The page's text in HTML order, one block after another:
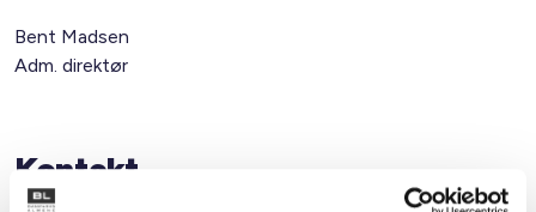
Bent Madsen
Adm. direktør
Kontakt